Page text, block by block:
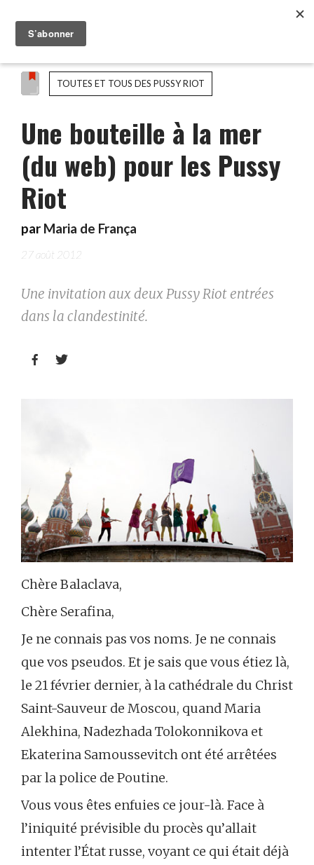
TOUTES ET TOUS DES PUSSY RIOT
Une bouteille à la mer
(du web) pour les Pussy
Riot
par Maria de França
27 août 2012
Une invitation aux deux Pussy Riot entrées
dans la clandestinité.
 
Chère Balaclava,
Chère Serafina,
Je ne connais pas vos noms. Je ne connais
que vos pseudos. Et je sais que vous étiez là,
le 21 février dernier, à la cathédrale du Christ
Saint-Sauveur de Moscou, quand Maria
Alekhina, Nadezhada Tolokonnikova et
Ekaterina Samoussevitch ont été arrêtées
par la police de Poutine.
Vous vous êtes enfuies ce jour-là. Face à
l’iniquité prévisible du procès qu’allait
intenter l’État russe, voyant ce qui était déjà